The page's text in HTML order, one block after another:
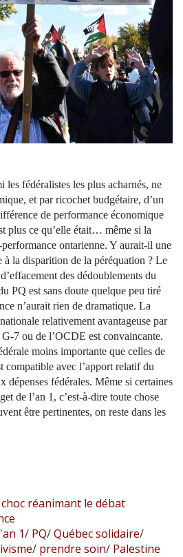
les fédéralistes les plus acharnés, ne
et par ricochet budgétaire, d’un
de performance économique
plus ce qu’elle était… même si la
ontarienne. Y aurait-il une
à la disparition de la péréquation ? Le
des dédoublements du
PQ est sans doute quelque peu tiré
n’aurait rien de dramatique. La
relativement avantageuse par
7 ou de l’OCDE est convaincante.
moins importante que celles de
avec l’apport relatif du
dépenses fédérales. Même si certaines
de l’an 1, c’est-à-dire toute chose
être pertinentes, on reste dans les
réanimant le débat
1/ PQ/Québec solidaire/
/ prendre soin/ Palestine